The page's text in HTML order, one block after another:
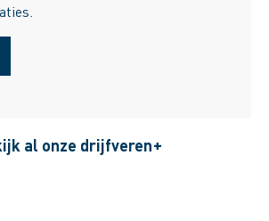
al onze drijfveren+